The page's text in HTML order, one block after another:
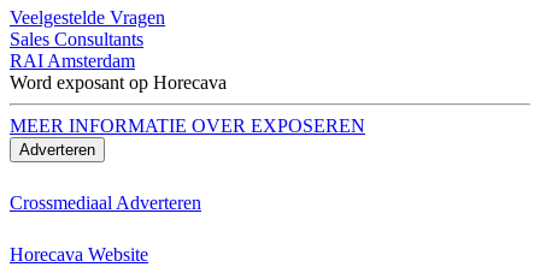
Veelgestelde Vragen
Sales Consultants
RAI Amsterdam
Word exposant op Horecava
MEER INFORMATIE OVER EXPOSEREN
Adverteren
Crossmediaal Adverteren
Horecava Website